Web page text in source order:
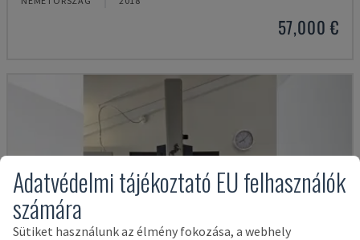
57,000 €
Adatvédelmi tájékoztató EU felhasználók
számára
Sütiket használunk az élmény fokozása, a webhely